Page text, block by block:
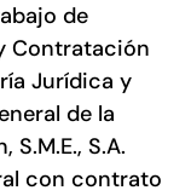
de
Contratación
Jurídica y
de la
S.A.
con contrato